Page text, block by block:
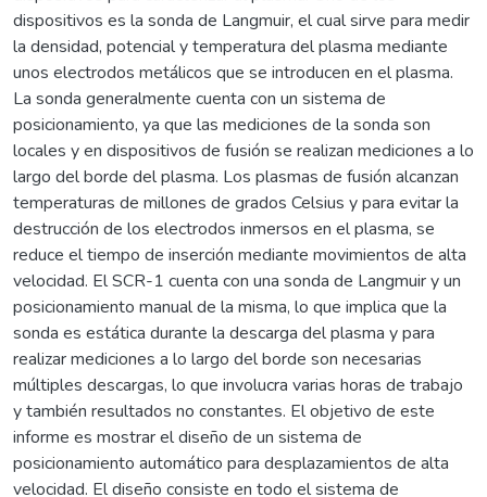
dispositivos es la sonda de Langmuir, el cual sirve para medir
la densidad, potencial y temperatura del plasma mediante
unos electrodos metálicos que se introducen en el plasma.
La sonda generalmente cuenta con un sistema de
posicionamiento, ya que las mediciones de la sonda son
locales y en dispositivos de fusión se realizan mediciones a lo
largo del borde del plasma. Los plasmas de fusión alcanzan
temperaturas de millones de grados Celsius y para evitar la
destrucción de los electrodos inmersos en el plasma, se
reduce el tiempo de inserción mediante movimientos de alta
velocidad. El SCR-1 cuenta con una sonda de Langmuir y un
posicionamiento manual de la misma, lo que implica que la
sonda es estática durante la descarga del plasma y para
realizar mediciones a lo largo del borde son necesarias
múltiples descargas, lo que involucra varias horas de trabajo
y también resultados no constantes. El objetivo de este
informe es mostrar el diseño de un sistema de
posicionamiento automático para desplazamientos de alta
velocidad. El diseño consiste en todo el sistema de